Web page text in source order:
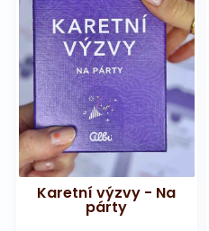
Karetní výzvy - Na
párty